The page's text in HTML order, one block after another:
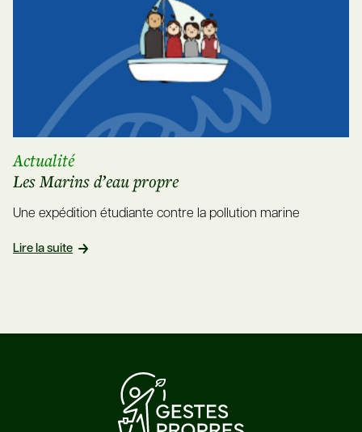
Actualité
Les Marins d’eau propre
Une expédition étudiante contre la pollution marine
Lire la suite